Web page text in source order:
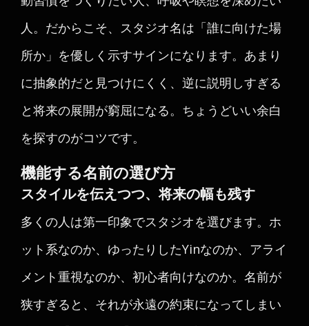
人。だからこそ、スタジオ名は「誰に向けた場
所か」を優しく示すサインになります。あまり
に抽象的だと見つけにくく、逆に説明しすぎる
と将来の展開が窮屈になる。ちょうどいい余白
を探すのがコツです。
機能する名前の選び方
スタイルを伝えつつ、将来の幅も残す
多くの人は第一印象でスタジオを選びます。ホ
ット系なのか、ゆったりしたYinなのか、アライ
メント重視なのか、初心者向けなのか。名前が
狭すぎると、それが永遠の約束になってしまい